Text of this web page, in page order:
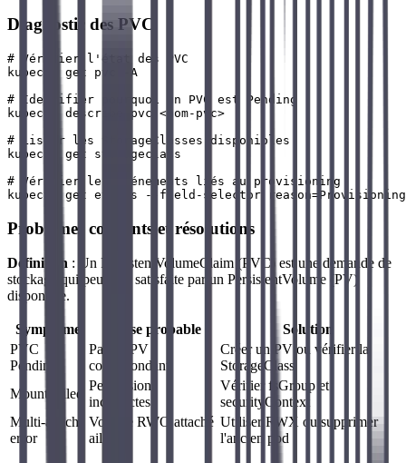
Diagnostic des PVC
# Vérifier l'état des PVC
kubectl get pvc -A
# Identifier pourquoi un PVC est Pending
kubectl describe pvc <nom-pvc>
# Lister les StorageClasses disponibles
kubectl get storageclass
# Vérifier les événements liés au provisioning
Problèmes courants et résolutions
Définition : Un PersistentVolumeClaim (PVC) est une demande de
stockage qui peut être satisfaite par un PersistentVolume (PV)
disponible.
Symptôme Cause probable
Solution
PVC
Pending
Pas de PV
correspondant
Créer un PV ou vérifier la
StorageClass
Mount failed
Permissions
incorrectes
Vérifier fsGroup et
securityContext
Multi-attach
error
Volume RWO attaché
ailleurs
Utiliser RWX ou supprimer
l'ancien pod